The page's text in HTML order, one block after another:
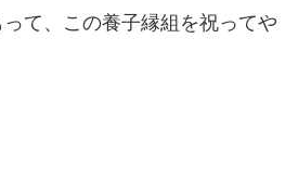
て、この養子縁組を祝ってや